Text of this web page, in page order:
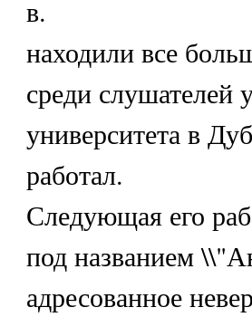
в.
находили все
среди слушателей
университета в
работал.
Следующая его
под названием
адресованное